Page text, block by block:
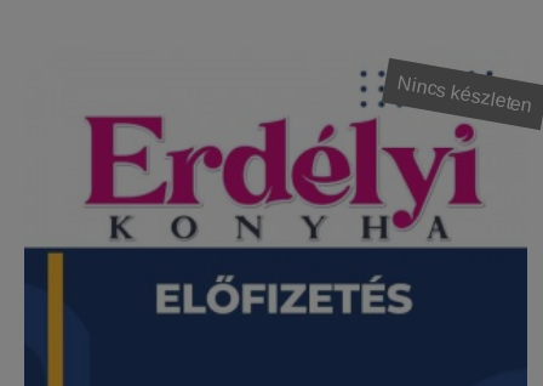
Nincs készleten